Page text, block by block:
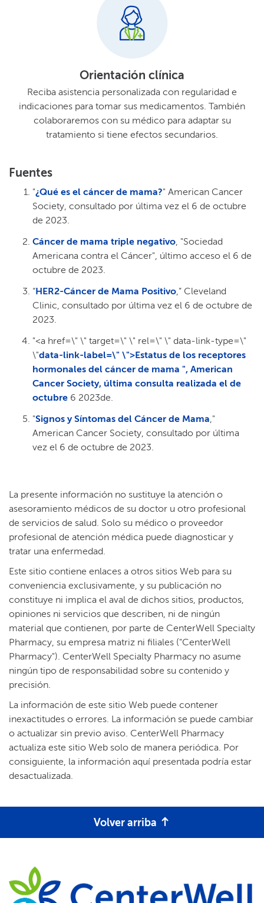
Orientación clínica​​
Reciba asistencia personalizada con regularidad e
indicaciones para tomar sus medicamentos. También
colaboraremos con su médico para adaptar su
tratamiento si tiene efectos secundarios.​​
Fuentes​​
"¿Qué es el cáncer de mama?" American Cancer
Society, consultado por última vez el 6 de octubre
de 2023.​​
Cáncer de mama triple negativo, "Sociedad
Americana contra el Cáncer", último acceso el 6 de
octubre de 2023.​​
“HER2-Cáncer de Mama Positivo,” Cleveland
Clinic, consultado por última vez el 6 de octubre de
2023.​​
"<a href=\" \" target=\" \" rel=\" \" data-link-type=\"
\"data-link-label=\" \">Estatus de los receptores
hormonales del cáncer de mama ", American
Cancer Society, última consulta realizada el de
octubre 6 2023de.​​
"Signos y Síntomas del Cáncer de Mama,"
American Cancer Society, consultado por última
vez el 6 de octubre de 2023.​​
La presente información no sustituye la atención o
asesoramiento médicos de su doctor u otro profesional
de servicios de salud. Solo su médico o proveedor
profesional de atención médica puede diagnosticar y
tratar una enfermedad.​​
Este sitio contiene enlaces a otros sitios Web para su
conveniencia exclusivamente, y su publicación no
constituye ni implica el aval de dichos sitios, productos,
opiniones ni servicios que describen, ni de ningún
material que contienen, por parte de CenterWell Specialty
Pharmacy, su empresa matriz ni filiales ("CenterWell
Pharmacy"). CenterWell Specialty Pharmacy no asume
ningún tipo de responsabilidad sobre su contenido y
precisión.​​
La información de este sitio Web puede contener
inexactitudes o errores. La información se puede cambiar
o actualizar sin previo aviso. CenterWell Pharmacy
actualiza este sitio Web solo de manera periódica. Por
consiguiente, la información aquí presentada podría estar
desactualizada.​​
Volver arriba​​